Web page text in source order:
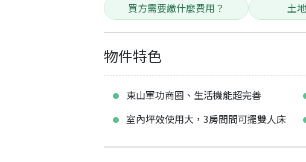
買方需要繳什麼費用？ 土
物件特色
東山軍功商圈、生活機能超完善
室內坪效使用大，3房間間可擺雙人床